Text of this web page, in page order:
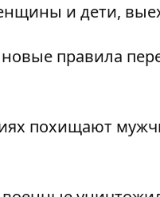
и дети,
правила
похищают